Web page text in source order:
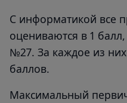
С информатикой все
оцениваются в 1
№27. За каждое из
баллов.
Максимальный